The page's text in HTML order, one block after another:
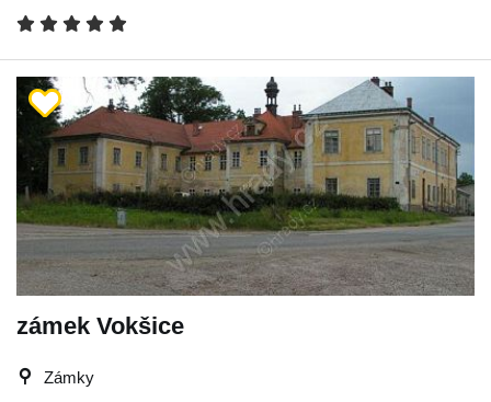
zámek Vokšice
Zámky